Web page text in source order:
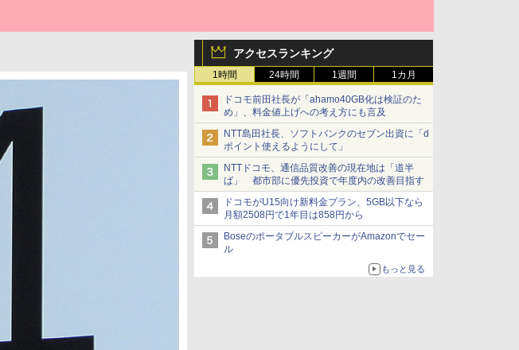
アクセスランキング
1時間 24時間 1週間 1カ月
ドコモ前田社長が「ahamo40GB化は検証のた
め」、料金値上げへの考え方にも言及
NTT島田社長、ソフトバンクのセブン出資に「d
ポイント使えるようにして」
NTTドコモ、通信品質改善の現在地は「道半
ば」 都市部に優先投資で年度内の改善目指す
ドコモがU15向け新料金プラン、5GB以下なら
月額2508円で1年目は858円から
BoseのポータブルスピーカーがAmazonでセー
ル
もっと見る